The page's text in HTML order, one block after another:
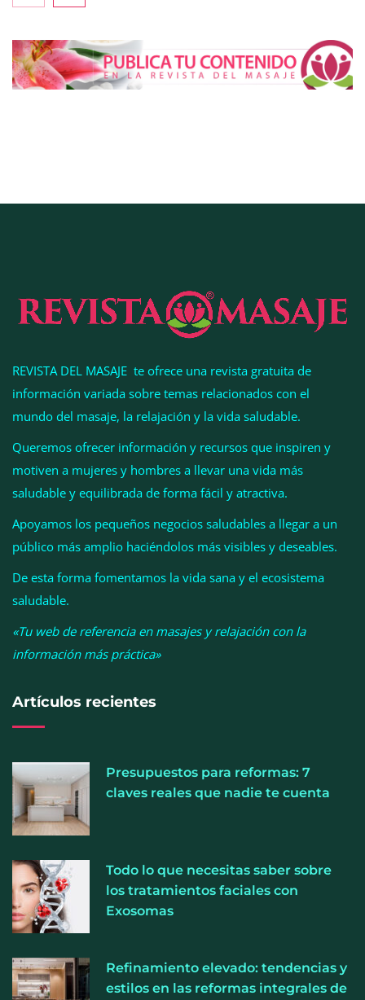
cada vez más pacientes buscan verse mejor sin
humedad prolongada, claves para prevenir una de
las infecciones más frecuentes
El entrenamiento femenino cambia de objetivo: la
fuerza y la salud ganan terreno a la clásica
Perfumería Laura incorpora Nasomatto a su
selección de perfumería nicho
REVISTA DEL MASAJE te ofrece una revista gratuita de
información variada sobre temas relacionados con el
mundo del masaje, la relajación y la vida saludable.
Queremos ofrecer información y recursos que inspiren y
motiven a mujeres y hombres a llevar una vida más
saludable y equilibrada de forma fácil y atractiva.
Apoyamos los pequeños negocios saludables a llegar a un
público más amplio haciéndolos más visibles y deseables.
De esta forma fomentamos la vida sana y el ecosistema
saludable.
«Tu web de referencia en masajes y relajación con la
información más práctica»
Artículos recientes
Presupuestos para reformas: 7
claves reales que nadie te cuenta
Todo lo que necesitas saber sobre
los tratamientos faciales con
Exosomas
Refinamiento elevado: tendencias y
estilos en las reformas integrales de